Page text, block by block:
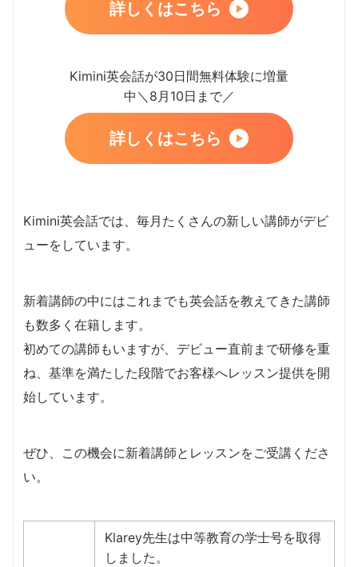
詳しくはこちら
Kimini英会話が30日間無料体験に増量
中＼8月10日まで／
詳しくはこちら
Kimini英会話では、毎月たくさんの新しい講師がデビ
ューをしています。
新着講師の中にはこれまでも英会話を教えてきた講師
も数多く在籍します。
​初めての講師もいますが、デビュー直前まで研修を重
ね、基準を満たした段階でお客様へレッスン提供を開
始しています。
​ぜひ、この機会に新着講師とレッスンをご受講くださ
い。
Klarey先生は中等教育の学士号を取得
しました。